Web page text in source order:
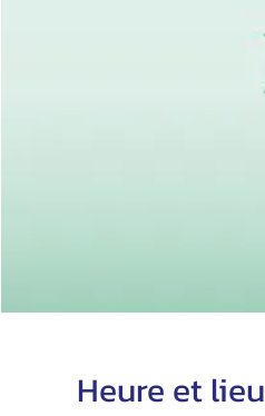
Heure et lieu